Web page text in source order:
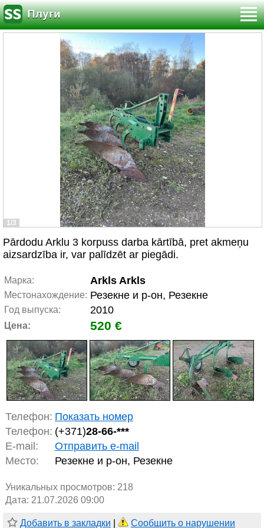
Плуги
1/3
Pārdodu Arklu 3 korpuss darba kārtībā, pret akmeņu
aizsardzība ir, var palīdzēt ar piegādi.
Марка: Arkls Arkls
Местонахождение: Резекне и р-он, Резекне
Год выпуска: 2010
Цена: 520 €
Телефон: Показать номер
Телефон: (+371)28-66-***
E-mail:
Отправить e-mail
Место:
Резекне и р-он, Резекне
Уникальных просмотров: 218
Дата: 21.07.2026 09:00
Добавить в закладки Сообщить о нарушении